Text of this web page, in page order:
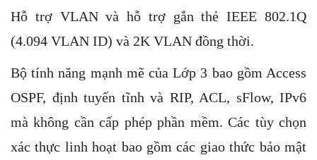
Hỗ trợ VLAN và hỗ trợ gắn thẻ IEEE 802.1Q
(4.094 VLAN ID) và 2K VLAN đồng thời.
Bộ tính năng mạnh mẽ của Lớp 3 bao gồm Access
OSPF, định tuyến tĩnh và RIP, ACL, sFlow, IPv6
mà không cần cấp phép phần mềm. Các tùy chọn
xác thực linh hoạt bao gồm các giao thức bảo mật